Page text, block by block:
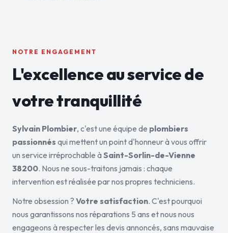
NOTRE ENGAGEMENT
L'excellence au service de
votre tranquillité
Sylvain Plombier, c'est une équipe de plombiers
passionnés qui mettent un point d'honneur à vous offrir
un service irréprochable àSaint-Sorlin-de-Vienne
38200. Nous ne sous-traitons jamais : chaque
intervention est réalisée par nos propres techniciens.
Notre obsession ? Votre satisfaction. C'est pourquoi
nous garantissons nos réparations 5 ans et nous nous
engageons à respecter les devis annoncés, sans mauvaise